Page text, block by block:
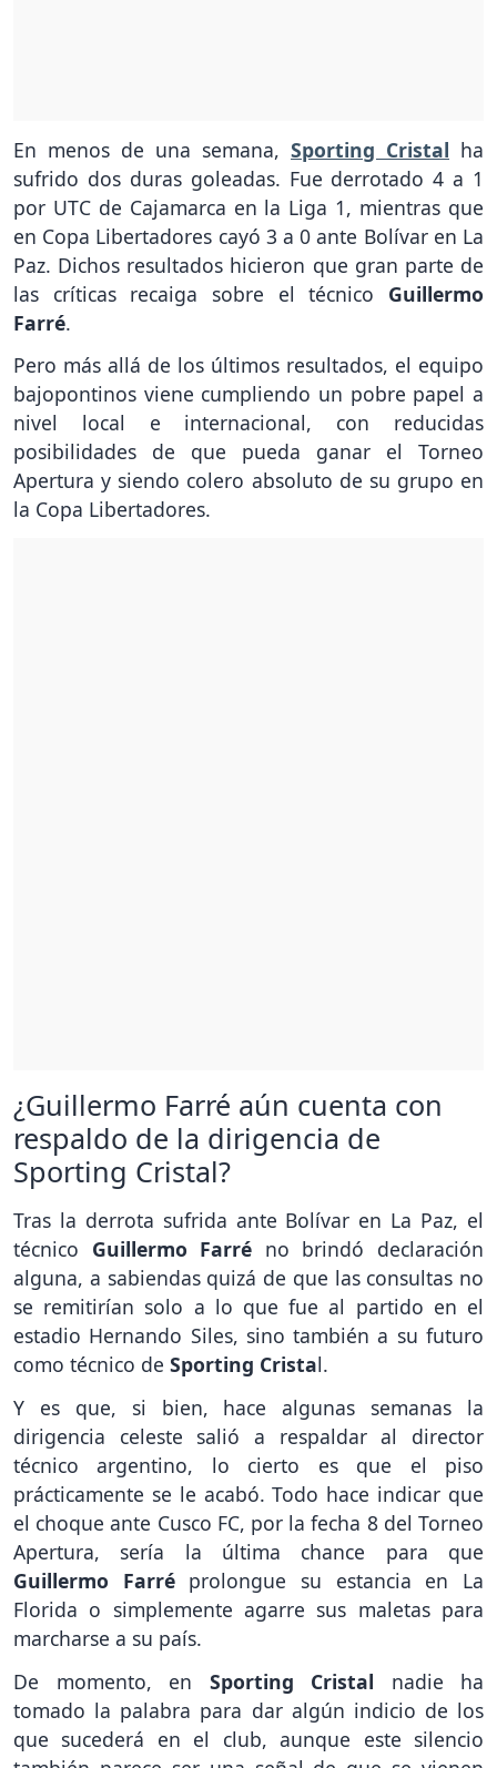
En menos de una semana, Sporting Cristal ha
sufrido dos duras goleadas. Fue derrotado 4 a 1
por UTC de Cajamarca en la Liga 1, mientras que
en Copa Libertadores cayó 3 a 0 ante Bolívar en La
Paz. Dichos resultados hicieron que gran parte de
las críticas recaiga sobre el técnico Guillermo
Farré.
Pero más allá de los últimos resultados, el equipo
bajopontinos viene cumpliendo un pobre papel a
nivel local e internacional, con reducidas
posibilidades de que pueda ganar el Torneo
Apertura y siendo colero absoluto de su grupo en
la Copa Libertadores.
¿Guillermo Farré aún cuenta con
respaldo de la dirigencia de
Sporting Cristal?
Tras la derrota sufrida ante Bolívar en La Paz, el
técnico Guillermo Farré no brindó declaración
alguna, a sabiendas quizá de que las consultas no
se remitirían solo a lo que fue al partido en el
estadio Hernando Siles, sino también a su futuro
como técnico de Sporting Cristal.
Y es que, si bien, hace algunas semanas la
dirigencia celeste salió a respaldar al director
técnico argentino, lo cierto es que el piso
prácticamente se le acabó. Todo hace indicar que
el choque ante Cusco FC, por la fecha 8 del Torneo
Apertura, sería la última chance para que
Guillermo Farréprolongue su estancia en La
Florida o simplemente agarre sus maletas para
marcharse a su país.
De momento, en Sporting Cristal nadie ha
tomado la palabra para dar algún indicio de los
que sucederá en el club, aunque este silencio